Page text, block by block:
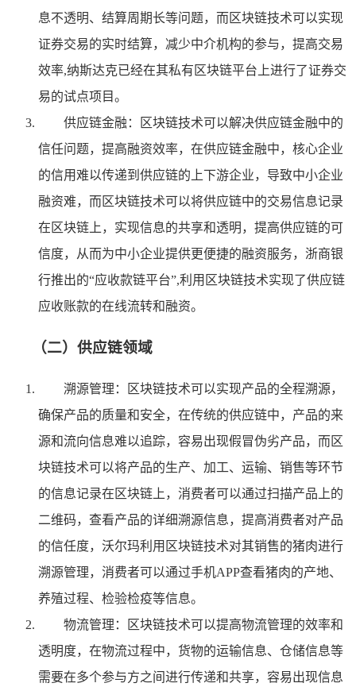
息不透明、结算周期长等问题，而区块链技术可以实现
证券交易的实时结算，减少中介机构的参与，提高交易
效率,纳斯达克已经在其私有区块链平台上进行了证券交
易的试点项目。
供应链金融：区块链技术可以解决供应链金融中的
信任问题，提高融资效率，在供应链金融中，核心企业
的信用难以传递到供应链的上下游企业，导致中小企业
融资难，而区块链技术可以将供应链中的交易信息记录
在区块链上，实现信息的共享和透明，提高供应链的可
信度，从而为中小企业提供更便捷的融资服务，浙商银
行推出的“应收款链平台”,利用区块链技术实现了供应链
应收账款的在线流转和融资。
（二）供应链领域
溯源管理：区块链技术可以实现产品的全程溯源，
确保产品的质量和安全，在传统的供应链中，产品的来
源和流向信息难以追踪，容易出现假冒伪劣产品，而区
块链技术可以将产品的生产、加工、运输、销售等环节
的信息记录在区块链上，消费者可以通过扫描产品上的
二维码，查看产品的详细溯源信息，提高消费者对产品
的信任度，沃尔玛利用区块链技术对其销售的猪肉进行
溯源管理，消费者可以通过手机APP查看猪肉的产地、
养殖过程、检验检疫等信息。
物流管理：区块链技术可以提高物流管理的效率和
透明度，在物流过程中，货物的运输信息、仓储信息等
需要在多个参与方之间进行传递和共享，容易出现信息